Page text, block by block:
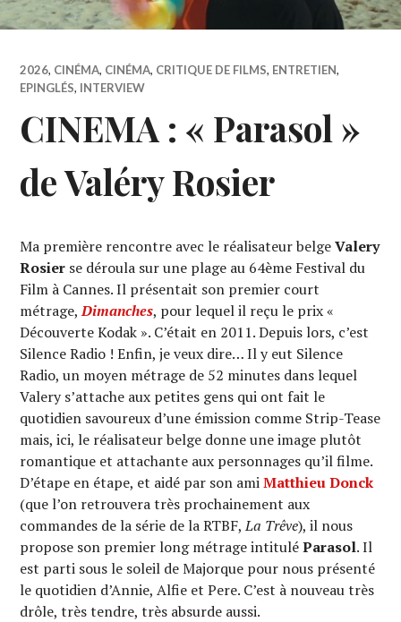
2026, CINÉMA, CINÉMA, CRITIQUE DE FILMS, ENTRETIEN,
EPINGLÉS, INTERVIEW
CINEMA : « Parasol »
de Valéry Rosier
Ma première rencontre avec le réalisateur belgeValery
Rosier se déroula sur une plage au 64ème Festival du
Film à Cannes. Il présentait son premier court
métrage,Dimanches, pour lequel il reçu le prix «
Découverte Kodak ». C’était en 2011. Depuis lors, c’est
Silence Radio ! Enfin, je veux dire… Il y eut Silence
Radio, un moyen métrage de 52 minutes dans lequel
Valery s’attache aux petites gens qui ont fait le
quotidien savoureux d’une émission comme Strip-Tease
mais, ici, le réalisateur belge donne une image plutôt
romantique et attachante aux personnages qu’il filme.
D’étape en étape, et aidé par son amiMatthieu Donck
(que l’on retrouvera très prochainement aux
commandes de la série de la RTBF,La Trêve), il nous
propose son premier long métrage intituléParasol. Il
est parti sous le soleil de Majorque pour nous présenté
le quotidien d’Annie, Alfie et Pere. C’est à nouveau très
drôle, très tendre, très absurde aussi.